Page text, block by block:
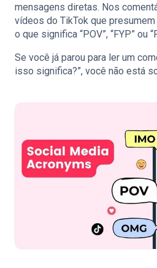
mensagens diretas. Nos
vídeos do TikTok que
o que significa “POV”, “FYP” ou
Se você já parou para ler um
isso significa?”, você não está